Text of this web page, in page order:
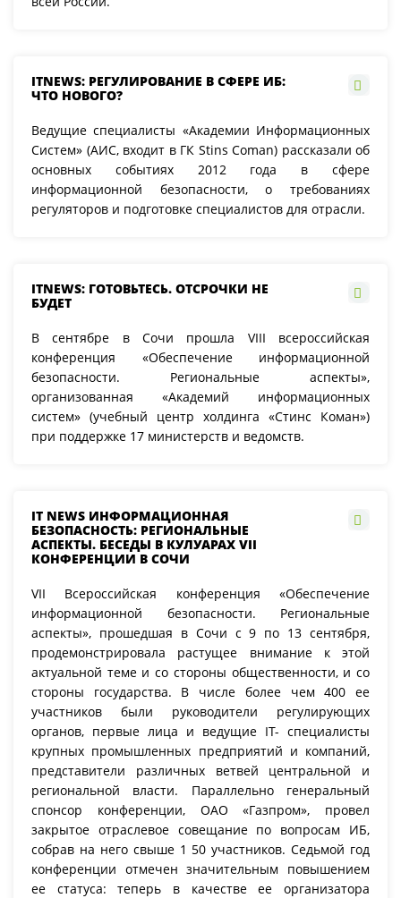
ITNEWS: РЕГУЛИРОВАНИЕ В СФЕРЕ ИБ:
ЧТО НОВОГО?
Ведущие специалисты «Академии Информационных
Систем» (АИС, входит в ГК Stins Coman) рассказали об
основных событиях 2012 года в сфере
информационной безопасности, о требованиях
регуляторов и подготовке специалистов для отрасли.
ITNEWS: ГОТОВЬТЕСЬ. ОТСРОЧКИ НЕ
БУДЕТ
В сентябре в Сочи прошла VIII всероссийская
конференция «Обеспечение информационной
безопасности. Региональные аспекты»,
организованная «Академий информационных
систем» (учебный центр холдинга «Стинс Коман»)
при поддержке 17 министерств и ведомств.
IT NEWS ИНФОРМАЦИОННАЯ
БЕЗОПАСНОСТЬ: РЕГИОНАЛЬНЫЕ
АСПЕКТЫ. БЕСЕДЫ В КУЛУАРАХ VII
КОНФЕРЕНЦИИ В СОЧИ
VII Всероссийская конференция «Обеспечение
информационной безопасности. Региональные
аспекты», прошедшая в Сочи с 9 по 13 сентября,
продемонстрировала растущее внимание к этой
актуальной теме и со стороны общественности, и со
стороны государства. В числе более чем 400 ее
участников были руководители регулирующих
органов, первые лица и ведущие IT- специалисты
крупных промышленных предприятий и компаний,
представители различных ветвей центральной и
региональной власти. Параллельно генеральный
спонсор конференции, ОАО «Газпром», провел
закрытое отраслевое совещание по вопросам ИБ,
собрав на него свыше 1 50 участников. Седьмой год
конференции отмечен значительным повышением
ее статуса: теперь в качестве ее организатора